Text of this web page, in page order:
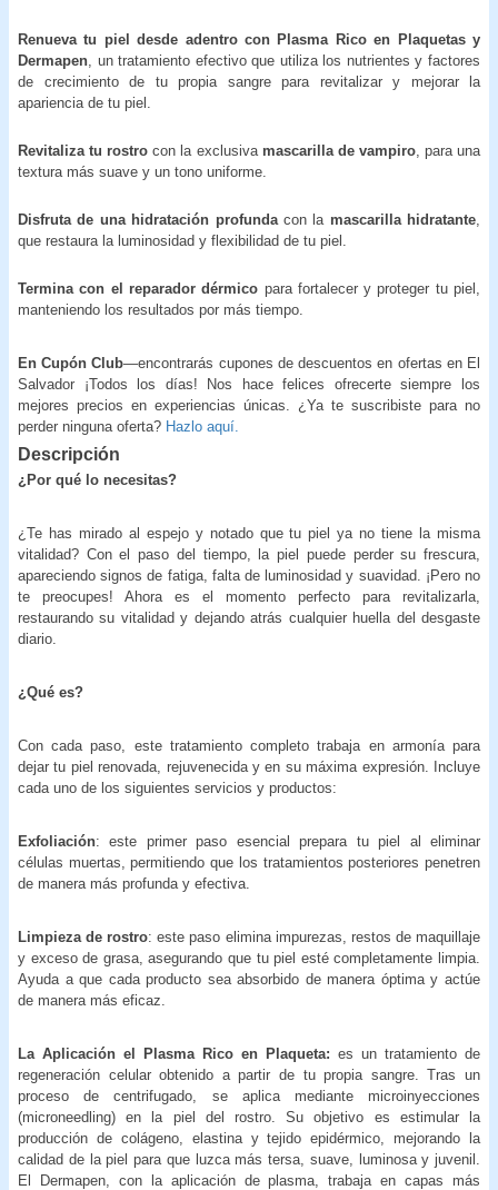
Renueva tu piel desde adentro con Plasma Rico en Plaquetas y
Dermapen , un tratamiento efectivo que utiliza los nutrientes y factores
de crecimiento de tu propia sangre para revitalizar y mejorar la
apariencia de tu piel.
Revitaliza tu rostro con la exclusiva mascarilla de vampiro, para una
textura más suave y un tono uniforme.
Disfruta de una hidratación profundacon la mascarilla hidratante
que restaura la luminosidad y flexibilidad de tu piel.
Termina con el reparador dérmico para fortalecer y proteger tu piel,
manteniendo los resultados por más tiempo.
En Cupón Club—encontrarás cupones de descuentos en ofertas en El
Salvador ¡Todos los días! Nos hace felices ofrecerte siempre los
mejores precios en experiencias únicas. ¿Ya te suscribiste para no
perder ninguna oferta? Hazlo aquí.
Descripción
¿Por qué lo necesitas?
¿Te has mirado al espejo y notado que tu piel ya no tiene la misma
vitalidad? Con el paso del tiempo, la piel puede perder su frescura,
apareciendo signos de fatiga, falta de luminosidad y suavidad. ¡Pero no
te preocupes! Ahora es el momento perfecto para revitalizarla,
restaurando su vitalidad y dejando atrás cualquier huella del desgaste
diario.
¿Qué es?
Con cada paso, este tratamiento completo trabaja en armonía para
dejar tu piel renovada, rejuvenecida y en su máxima expresión. Incluye
cada uno de los siguientes servicios y productos:
Exfoliación: este primer paso esencial prepara tu piel al eliminar
células muertas, permitiendo que los tratamientos posteriores penetren
de manera más profunda y efectiva.
Limpieza de rostro: este paso elimina impurezas, restos de maquillaje
y exceso de grasa, asegurando que tu piel esté completamente limpia.
Ayuda a que cada producto sea absorbido de manera óptima y actúe
de manera más eficaz.
La Aplicación el Plasma Rico en Plaqueta: es un tratamiento de
regeneración celular obtenido a partir de tu propia sangre. Tras un
proceso de centrifugado, se aplica mediante microinyecciones
(microneedling) en la piel del rostro. Su objetivo es estimular la
producción de colágeno, elastina y tejido epidérmico, mejorando la
calidad de la piel para que luzca más tersa, suave, luminosa y juvenil.
El Dermapen, con la aplicación de plasma, trabaja en capas más